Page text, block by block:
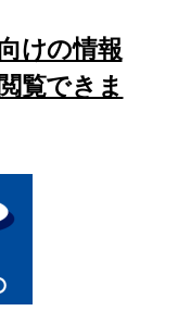
けの情報
覧できま